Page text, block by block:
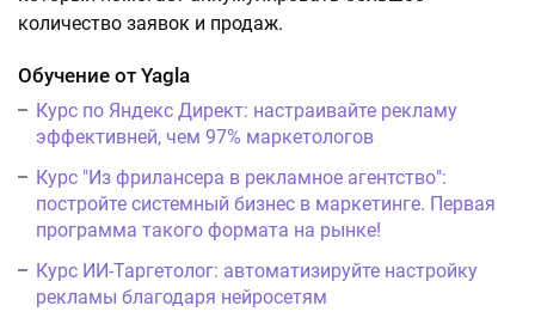
количество заявок и продаж.
Обучение от Yagla
Курс по Яндекс Директ: настраивайте рекламу
эффективней, чем 97% маркетологов
Курс "Из фрилансера в рекламное агентство":
постройте системный бизнес в маркетинге. Первая
программа такого формата на рынке!
Курс ИИ-Таргетолог: автоматизируйте настройку
рекламы благодаря нейросетям